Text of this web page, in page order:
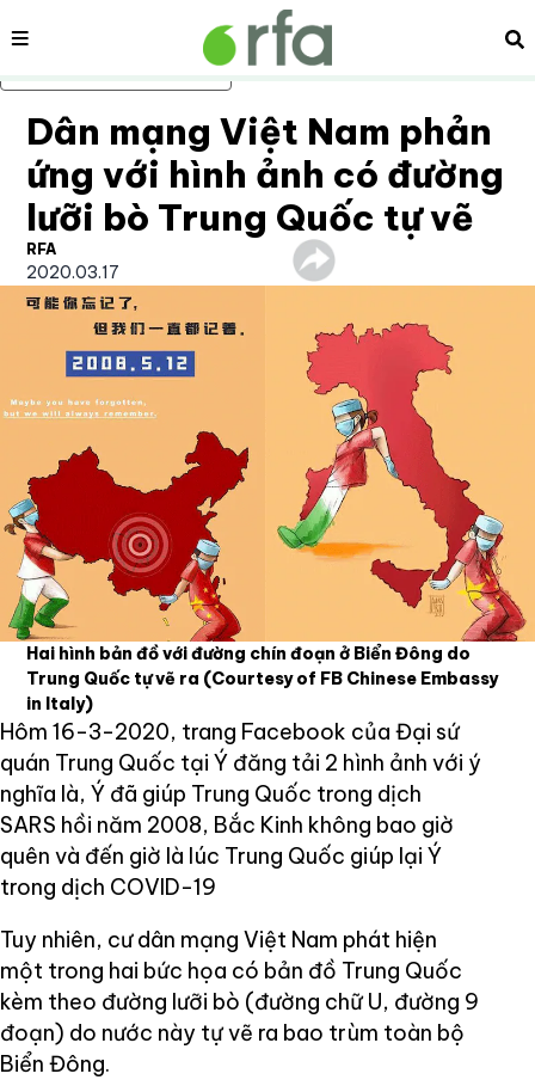
Bỏ qua nội dung chính
Nội dung
Dân mạng Việt Nam phản
ứng với hình ảnh có đường
lưỡi bò Trung Quốc tự vẽ
RFA
2020.03.17
Hai hình bản đồ với đường chín đoạn ở Biển Đông do
Trung Quốc tự vẽ ra (Courtesy of FB Chinese Embassy
in Italy)
Hôm 16-3-2020, trang Facebook của Đại sứ
quán Trung Quốc tại Ý đăng tải 2 hình ảnh với ý
nghĩa là, Ý đã giúp Trung Quốc trong dịch
SARS hồi năm 2008, Bắc Kinh không bao giờ
quên và đến giờ là lúc Trung Quốc giúp lại Ý
trong dịch COVID-19
Tuy nhiên, cư dân mạng Việt Nam phát hiện
một trong hai bức họa có bản đồ Trung Quốc
kèm theo đường lưỡi bò (đường chữ U, đường 9
đoạn) do nước này tự vẽ ra bao trùm toàn bộ
Biển Đông.